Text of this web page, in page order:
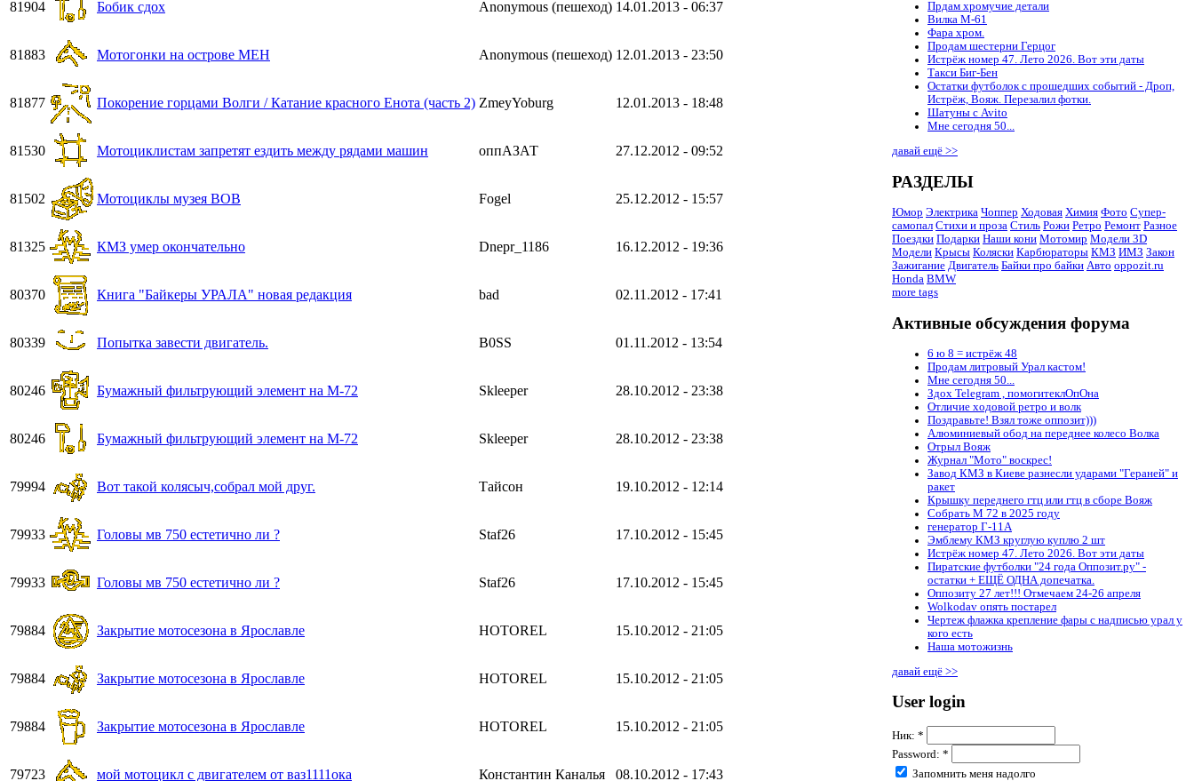
81904 Бобик сдох Anonymous (пешеход) 14.01.2013 - 06:37
81883 Мотогонки на острове МЕН Anonymous (пешеход) 12.01.2013 - 23:50
81877 Покорение горцами Волги / Катание красного Енота (часть 2) ZmeyYoburg 12.01.2013 - 18:48
81530 Мотоциклистам запретят ездить между рядами машин оппАЗАТ 27.12.2012 - 09:52
81502 Мотоциклы музея ВОВ Fogel 25.12.2012 - 15:57
81325 КМЗ умер окончательно Dnepr_1186 16.12.2012 - 19:36
80370 Книга "Байкеры УРАЛА" новая редакция bad 02.11.2012 - 17:41
80339 Попытка завести двигатель. B0SS 01.11.2012 - 13:54
80246 Бумажный фильтрующий элемент на М-72 Skleeper 28.10.2012 - 23:38
80246 Бумажный фильтрующий элемент на М-72 Skleeper 28.10.2012 - 23:38
79994 Вот такой колясыч,собрал мой друг. Тайсон 19.10.2012 - 12:14
79933 Головы мв 750 естетично ли ? Staf26 17.10.2012 - 15:45
79933 Головы мв 750 естетично ли ? Staf26 17.10.2012 - 15:45
79884 Закрытие мотосезона в Ярославле HOTOREL 15.10.2012 - 21:05
79884 Закрытие мотосезона в Ярославле HOTOREL 15.10.2012 - 21:05
79884 Закрытие мотосезона в Ярославле HOTOREL 15.10.2012 - 21:05
79723 мой мотоцикл с двигателем от ваз1111ока Константин Каналья 08.10.2012 - 17:43
Прдам хромучие детали
Вилка М-61
Фара хром.
Продам шестерни Герцог
Истрёж номер 47. Лето 2026. Вот эти даты
Такси Биг-Бен
Остатки футболок с прошедших событий - Дроп,
Истрёж, Вояж. Перезалил фотки.
Шатуны с Avito
Мне сегодня 50...
давай ещё >>
РАЗДЕЛЫ
Юмор Электрика Чоппер Ходовая Химия Фото Супер-
самопал Стихи и проза Стиль Рожи Ретро Ремонт Разное
Поездки Подарки Наши кони Мотомир Модели 3D
Модели Крысы Коляски Карбюраторы КМЗ ИМЗ Закон
Зажигание Двигатель Байки про байки Авто oppozit.ru
Honda BMW
more tags
Активные обсуждения форума
6 ю 8 = истрёж 48
Продам литровый Урал кастом!
Мне сегодня 50...
Здох Telegram , помогитеклОпОна
Отличие ходовой ретро и волк
Поздравьте! Взял тоже оппозит)))
Алюминиевый обод на переднее колесо Волка
Отрыл Вояж
Журнал "Мото" воскрес!
Завод КМЗ в Киеве разнесли ударами "Гераней" и
ракет
Крышку переднего гтц или гтц в сборе Вояж
Собрать М 72 в 2025 году
генератор Г-11А
Эмблему КМЗ круглую куплю 2 шт
Истрёж номер 47. Лето 2026. Вот эти даты
Пиратские футболки "24 года Оппозит.ру" -
остатки + ЕЩЁ ОДНА допечатка.
Оппозиту 27 лет!!! Отмечаем 24-26 апреля
Wolkodav опять постарел
Чертеж флажка крепление фары с надписью урал у
кого есть
Наша мотожизнь
давай ещё >>
User login
Ник: *
Password: *
Запомнить меня надолго